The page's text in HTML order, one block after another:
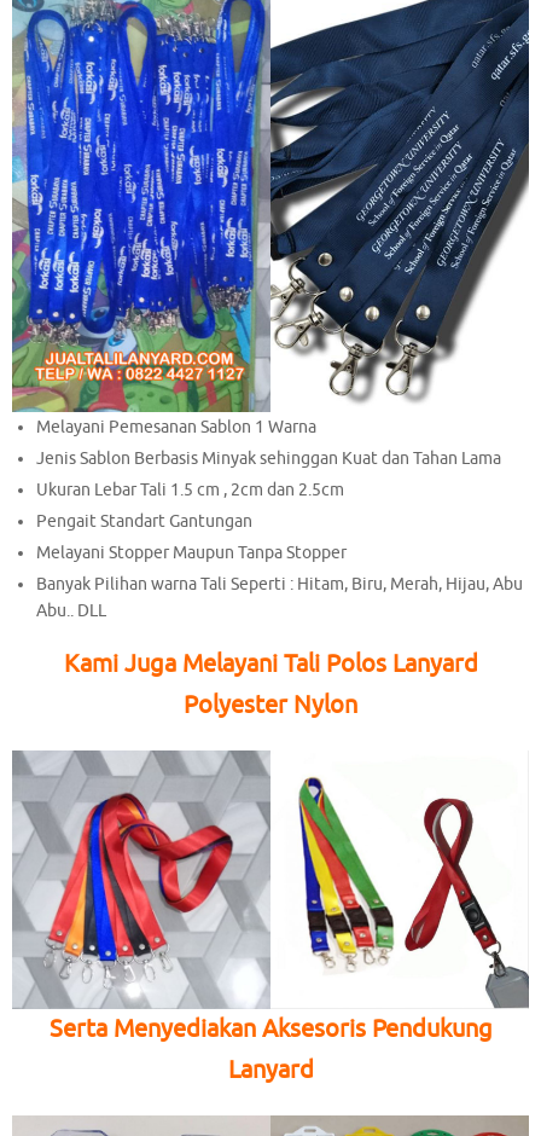
Melayani Pemesanan Sablon 1 Warna
Jenis Sablon Berbasis Minyak sehinggan Kuat dan Tahan Lama
Ukuran Lebar Tali 1.5 cm , 2cm dan 2.5cm
Pengait Standart Gantungan
Melayani Stopper Maupun Tanpa Stopper
Banyak Pilihan warna Tali Seperti : Hitam, Biru, Merah, Hijau, Abu
Abu.. DLL
Kami Juga Melayani Tali Polos Lanyard
Polyester Nylon
Serta Menyediakan Aksesoris Pendukung
Lanyard